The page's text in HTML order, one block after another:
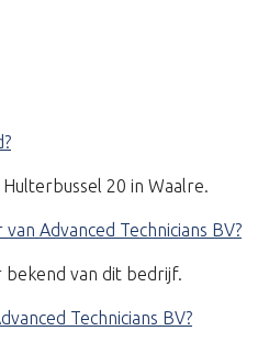
20 in Waalre.
Advanced Technicians BV?
van dit bedrijf.
Technicians BV?